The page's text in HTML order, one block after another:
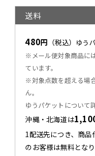
送料
480円 （税込） ゆう
※メール便対象商品に
ています。
※対象点数を超える場
ん。
ゆうパケットについて
沖縄・北海道は
1配送先につき、商品
のお客様は無料となり